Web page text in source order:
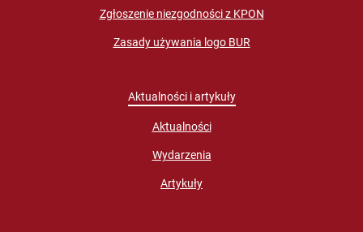
Zgłoszenie niezgodności z KPON
Zasady używania logo BUR
Aktualności i artykuły
Aktualności
Wydarzenia
Artykuły